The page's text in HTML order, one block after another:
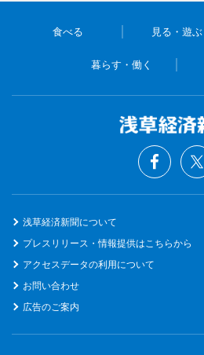
食べる 見る・遊ぶ
暮らす・働く
浅草経済新聞について
プレスリリース・情報提供はこちらから
アクセスデータの利用について
お問い合わせ
広告のご案内